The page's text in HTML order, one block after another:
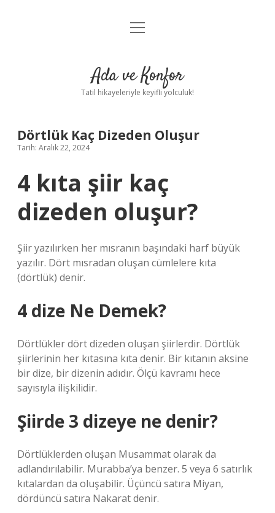
Anasayfa
Yasal Uyarı
menüyü
Ada ve Konfor
Tatil hikayeleriyle keyifli yolculuk!
Dörtlük Kaç Dizeden Oluşur
Tarih: Aralık 22, 2024
4 kıta şiir kaç
dizeden oluşur?
Şiir yazılırken her mısranın başındaki harf büyük
yazılır. Dört mısradan oluşan cümlelere kıta
(dörtlük) denir.
4 dize Ne Demek?
Dörtlükler dört dizeden oluşan şiirlerdir. Dörtlük
şiirlerinin her kıtasına kıta denir. Bir kıtanın aksine
bir dize, bir dizenin adıdır. Ölçü kavramı hece
sayısıyla ilişkilidir.
Şiirde 3 dizeye ne denir?
Dörtlüklerden oluşan Musammat olarak da
adlandırılabilir. Murabba’ya benzer. 5 veya 6 satırlık
kıtalardan da oluşabilir. Üçüncü satıra Miyan,
dördüncü satıra Nakarat denir.